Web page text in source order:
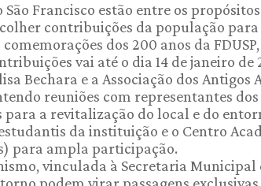
Francisco estão entre os
contribuições da população
dos 200 anos da FDUSP,
vai até o dia 14 de janeiro de
Bechara e a Associação dos Antigos
reuniões com representantes dos
a revitalização do local e do
da instituição e o Centro
para ampla participação.
vinculada à Secretaria Municipal